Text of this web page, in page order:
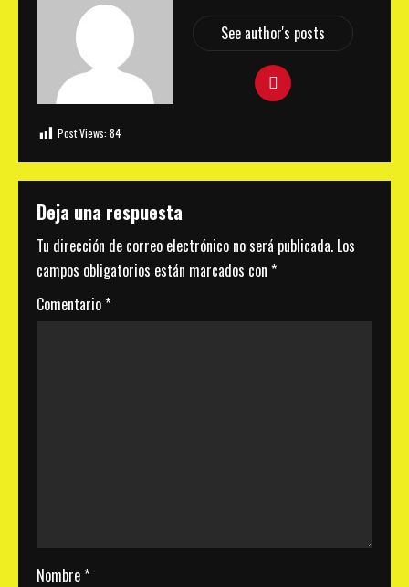
See author's posts
Post Views: 84
Deja una respuesta
Tu dirección de correo electrónico no será publicada. Los
campos obligatorios están marcados con *
Comentario*
Nombre*